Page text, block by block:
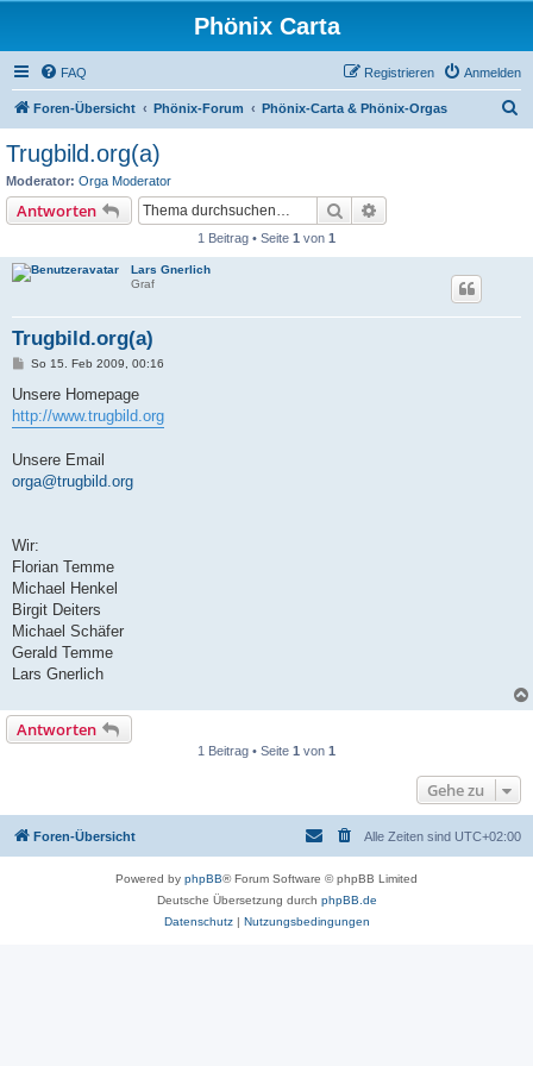
Phönix Carta
FAQ Anmelden
Registrieren
Foren-Übersicht Phönix-Forum Phönix-Carta & Phönix-Orgas
Trugbild.org(a)
Moderator: Orga Moderator
Antworten Suche
1 Beitrag • Seite 1 von 1
Lars Gnerlich
Graf
Trugbild.org(a)
B
i
r
So 15. Feb 2009, 00:16
Unsere Homepage
http://www.trugbild.org
Unsere Email
orga@trugbild.org
Wir:
Florian Temme
Michael Henkel
Birgit Deiters
Michael Schäfer
Gerald Temme
Lars Gnerlich
Antworten
1 Beitrag • Seite 1 von 1
Gehe zu
Foren-Übersicht Alle Zeiten sind UTC+02:00
Powered by phpBB® Forum Software © phpBB Limited
Deutsche Übersetzung durch phpBB.de
Datenschutz| Nutzungsbedingungen